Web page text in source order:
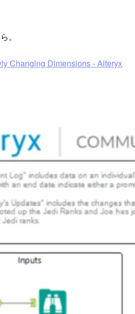
。
Changing Dimensions - Alteryx